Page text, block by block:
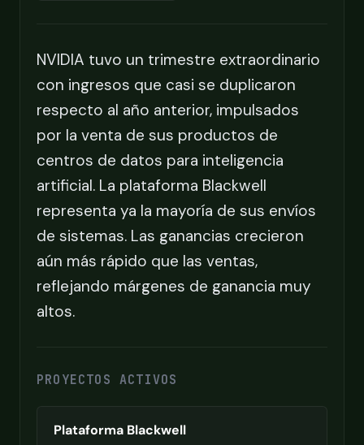
NVIDIA tuvo un trimestre extraordinario
con ingresos que casi se duplicaron
respecto al año anterior, impulsados
por la venta de sus productos de
centros de datos para inteligencia
artificial. La plataforma Blackwell
representa ya la mayoría de sus envíos
de sistemas. Las ganancias crecieron
aún más rápido que las ventas,
reflejando márgenes de ganancia muy
altos.
PROYECTOS ACTIVOS
Plataforma Blackwell